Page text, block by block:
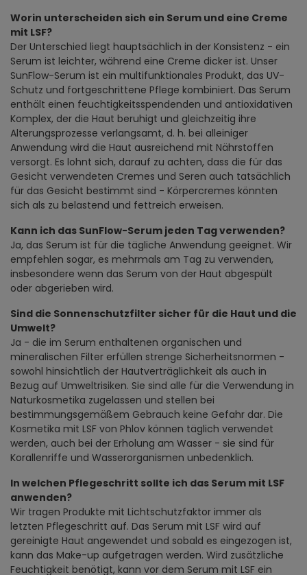
Worin unterscheiden sich ein Serum und eine Creme
mit LSF?
Der Unterschied liegt hauptsächlich in der Konsistenz - ein
Serum ist leichter, während eine Creme dicker ist. Unser
SunFlow-Serum ist ein multifunktionales Produkt, das UV-
Schutz und fortgeschrittene Pflege kombiniert. Das Serum
enthält einen feuchtigkeitsspendenden und antioxidativen
Komplex, der die Haut beruhigt und gleichzeitig ihre
Alterungsprozesse verlangsamt, d. h. bei alleiniger
Anwendung wird die Haut ausreichend mit Nährstoffen
versorgt. Es lohnt sich, darauf zu achten, dass die für das
Gesicht verwendeten Cremes und Seren auch tatsächlich
für das Gesicht bestimmt sind - Körpercremes könnten
sich als zu belastend und fettreich erweisen.
Kann ich das SunFlow-Serum jeden Tag verwenden?
Ja, das Serum ist für die tägliche Anwendung geeignet. Wir
empfehlen sogar, es mehrmals am Tag zu verwenden,
insbesondere wenn das Serum von der Haut abgespült
oder abgerieben wird.
Sind die Sonnenschutzfilter sicher für die Haut und die
Umwelt?
Ja - die im Serum enthaltenen organischen und
mineralischen Filter erfüllen strenge Sicherheitsnormen -
sowohl hinsichtlich der Hautverträglichkeit als auch in
Bezug auf Umweltrisiken. Sie sind alle für die Verwendung in
Naturkosmetika zugelassen und stellen bei
bestimmungsgemäßem Gebrauch keine Gefahr dar. Die
Kosmetika mit LSF von Phlov können täglich verwendet
werden, auch bei der Erholung am Wasser - sie sind für
Korallenriffe und Wasserorganismen unbedenklich.
In welchen Pflegeschritt sollte ich das Serum mit LSF
anwenden?
Wir tragen Produkte mit Lichtschutzfaktor immer als
letzten Pflegeschritt auf. Das Serum mit LSF wird auf
gereinigte Haut angewendet und sobald es eingezogen ist,
kann das Make-up aufgetragen werden. Wird zusätzliche
Feuchtigkeit benötigt, kann vor dem Serum mit LSF ein